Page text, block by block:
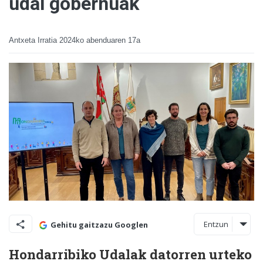
Antxeta Irratia 2024ko abenduaren 17a
Gehitu gaitzazu Googlen Entzun
Hondarribiko Udalak datorren urteko